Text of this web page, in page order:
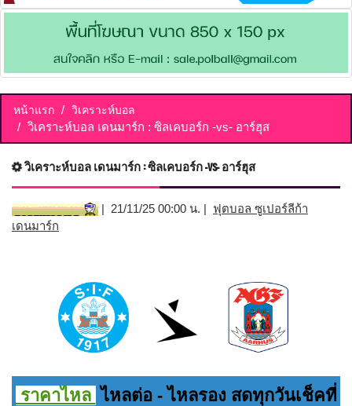
หน้าแรก วิเคราะห์บอล
วิเคราะห์บอล เดนมาร์ก : ซิลเคบอร์ก -vs- อาร์ฮุส
วิเคราะห์บอล เดนมาร์ก : ซิลเคบอร์ก -vs- อาร์ฮุส
| 21/11/25 00:00 น. | ฟุตบอล ซูเปอร์ลีก้า
เดนมาร์ก
ราคาไหล ไหลต่อ - ไหลรอง สดทุกวันเช็คที่